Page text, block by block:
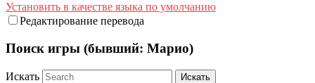
Установить в качестве языка по умолчанию
Редактирование перевода
Поиск игры (бывший: Марио)
Искать